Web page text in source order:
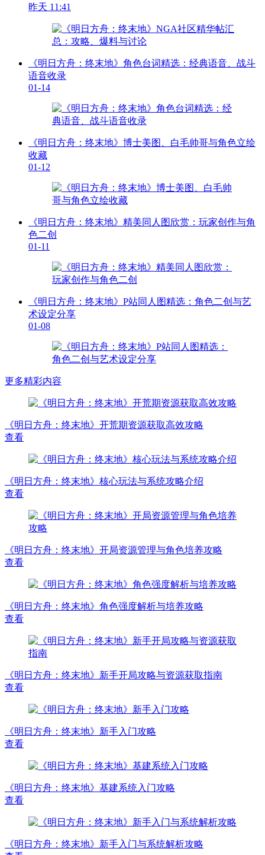
昨天 11:41
《明日方舟：终末地》角色台词精选：经典语音、战斗
语音收录
01-14
《明日方舟：终末地》博士美图、白毛帅哥与角色立绘
收藏
01-12
《明日方舟：终末地》精美同人图欣赏：玩家创作与角
色二创
01-11
《明日方舟：终末地》P站同人图精选：角色二创与艺
术设定分享
01-08
更多精彩内容
《明日方舟：终末地》开荒期资源获取高效攻略
查看
《明日方舟：终末地》核心玩法与系统攻略介绍
查看
《明日方舟：终末地》开局资源管理与角色培养攻略
查看
《明日方舟：终末地》角色强度解析与培养攻略
查看
《明日方舟：终末地》新手开局攻略与资源获取指南
查看
《明日方舟：终末地》新手入门攻略
查看
《明日方舟：终末地》基建系统入门攻略
查看
《明日方舟：终末地》新手入门与系统解析攻略